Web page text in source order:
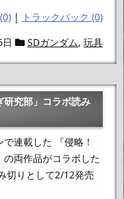
|
トラックバック (0)
SDガンダム, 玩具
研究部」コラボ読み
で連載した 『侵略！
両作品がコラボした
切りとして2/12発売